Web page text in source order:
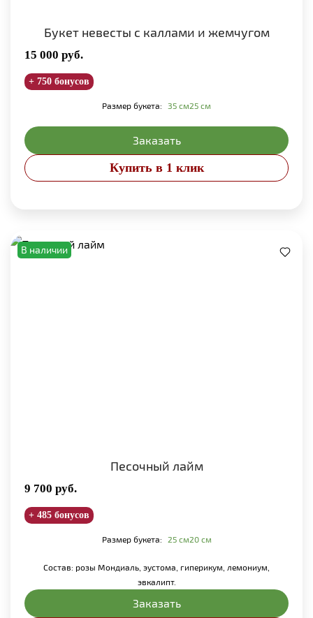
Букет невесты с каллами и жемчугом
15 000 руб.
+ 750 бонусов
Размер букета: 35 см25 см
Заказать
Купить в 1 клик
В наличии
Песочный лайм
9 700 руб.
+ 485 бонусов
Размер букета: 25 см20 см
Состав: розы Мондиаль, эустома, гиперикум, лемониум,
эвкалипт.
Заказать